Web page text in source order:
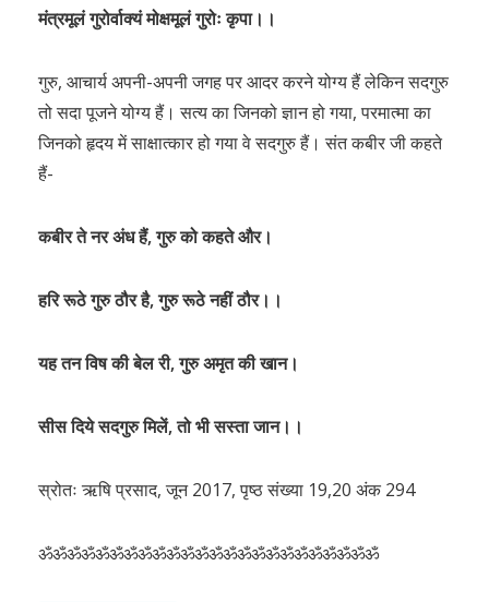
मंत्रमूलं गुरोर्वाक्यं मोक्षमूलं गुरोः कृपा।।
गुरु, आचार्य अपनी-अपनी जगह पर आदर करने योग्य हैं लेकिन सदगुरु
तो सदा पूजने योग्य हैं। सत्य का जिनको ज्ञान हो गया, परमात्मा का
जिनको हृदय में साक्षात्कार हो गया वे सदगुरु हैं। संत कबीर जी कहते
हैं-
कबीर ते नर अंध हैं, गुरु को कहते और।
हरि रूठे गुरु ठौर है, गुरु रूठे नहीं ठौर।।
यह तन विष की बेल री, गुरु अमृत की खान।
सीस दिये सदगुरु मिलें, तो भी सस्ता जान।।
स्रोतः ऋषि प्रसाद, जून 2017, पृष्ठ संख्या 19,20 अंक 294
ॐॐॐॐॐॐॐॐॐॐॐॐॐॐॐॐॐॐॐॐॐॐॐॐ